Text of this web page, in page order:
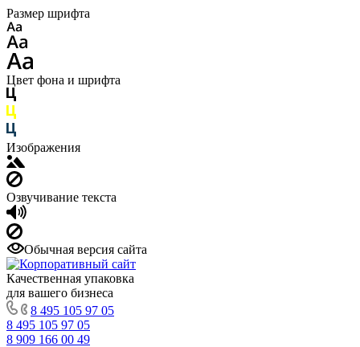
Размер шрифта
Цвет фона и шрифта
Изображения
Озвучивание текста
Обычная версия сайта
Качественная упаковка
для вашего бизнеса
8 495 105 97 05
8 495 105 97 05
8 909 166 00 49